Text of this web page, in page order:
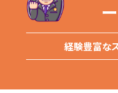
経験豊富な